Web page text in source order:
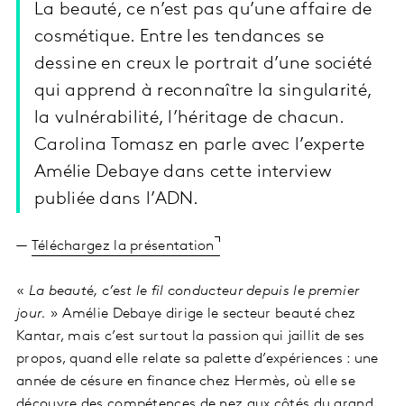
La beauté, ce n’est pas qu’une affaire de
cosmétique. Entre les tendances se
dessine en creux le portrait d’une société
qui apprend à reconnaître la singularité,
la vulnérabilité, l’héritage de chacun.
Carolina Tomasz en parle avec l’experte
Amélie Debaye dans cette interview
publiée dans l’ADN.
— Téléchargez la présentation
« La beauté, c’est le fil conducteur depuis le premier
jour. » Amélie Debaye dirige le secteur beauté chez
Kantar, mais c’est surtout la passion qui jaillit de ses
propos, quand elle relate sa palette d’expériences : une
année de césure en finance chez Hermès, où elle se